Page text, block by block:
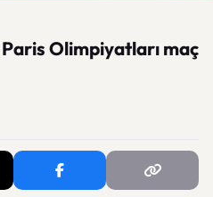
Olimpiyatları maç